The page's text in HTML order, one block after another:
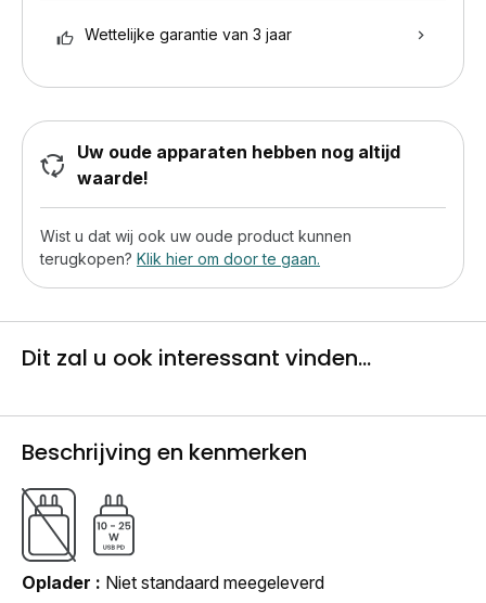
Wettelijke garantie van 3 jaar
Uw oude apparaten hebben nog altijd
waarde!
Wist u dat wij ook uw oude product kunnen
terugkopen? Klik hier om door te gaan.
Dit zal u ook interessant vinden...
Beschrijving en kenmerken
Oplader
Niet standaard meegeleverd